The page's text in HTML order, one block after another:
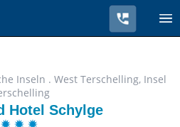
Inseln . West Terschelling, Insel
Hotel Schylge